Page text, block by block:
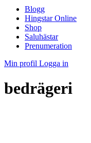
Blogg
Hingstar Online
Shop
Saluhästar
Prenumeration
Min profil Logga in
bedrägeri